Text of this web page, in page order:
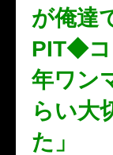
が俺達
PIT◆コ
年ワン
らい大
た」